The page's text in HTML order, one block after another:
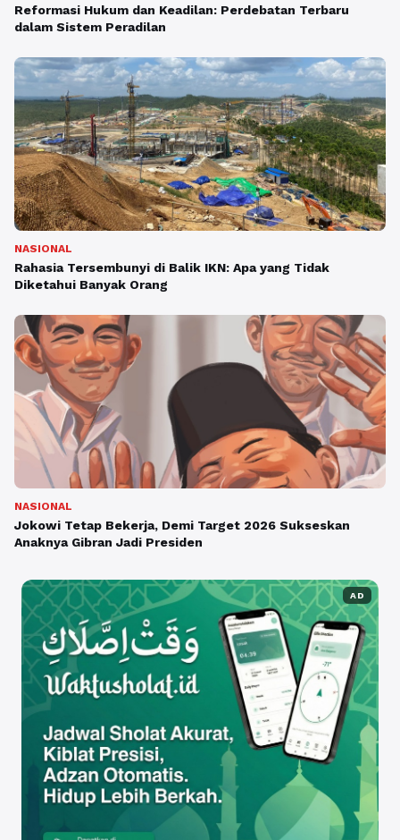
Reformasi Hukum dan Keadilan: Perdebatan Terbaru
dalam Sistem Peradilan
NASIONAL
Rahasia Tersembunyi di Balik IKN: Apa yang Tidak
Diketahui Banyak Orang
NASIONAL
Jokowi Tetap Bekerja, Demi Target 2026 Sukseskan
Anaknya Gibran Jadi Presiden
AD